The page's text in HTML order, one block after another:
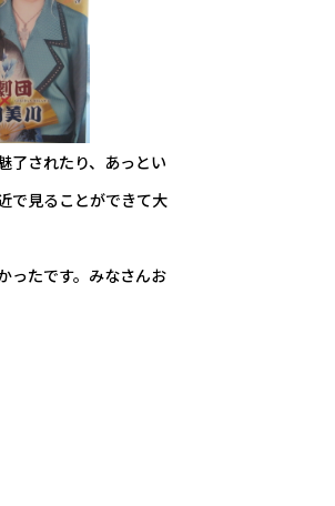
了されたり、あっとい
で見ることができて大
ったです。みなさんお